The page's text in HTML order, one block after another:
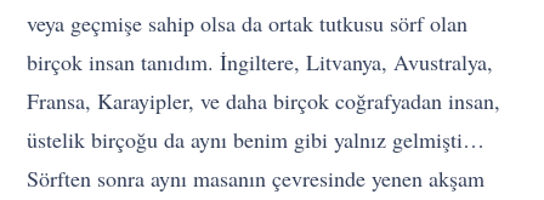
veya geçmişe sahip olsa da ortak tutkusu sörf olan
birçok insan tanıdım. İngiltere, Litvanya, Avustralya,
Fransa, Karayipler, ve daha birçok coğrafyadan insan,
üstelik birçoğu da aynı benim gibi yalnız gelmişti…
Sörften sonra aynı masanın çevresinde yenen akşam